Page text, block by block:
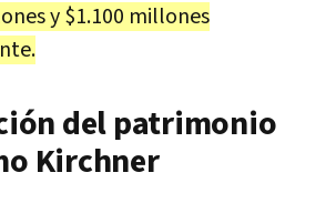
y $1.100 millones
del patrimonio
Kirchner